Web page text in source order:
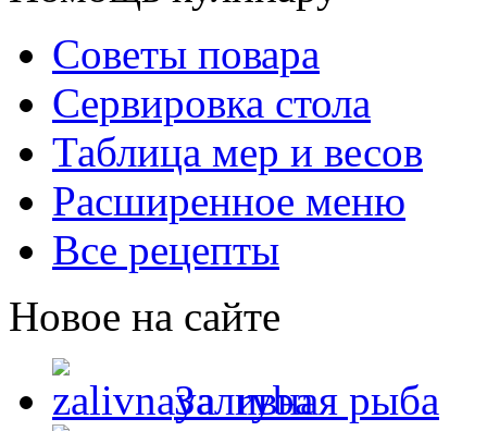
Советы повара
Сервировка стола
Таблица мер и весов
Расширенное меню
Все рецепты
Новое на сайте
Заливная рыба